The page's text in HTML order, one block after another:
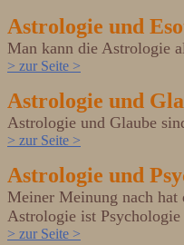
Astrologie und
Man kann die Astrologie
> zur Seite >
Astrologie und
Astrologie und Glaube
> zur Seite >
Astrologie und
Meiner Meinung nach hat
Astrologie ist
> zur Seite >